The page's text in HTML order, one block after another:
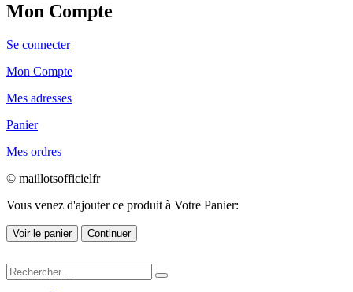
Mon Compte
Se connecter
Mon Compte
Mes adresses
Panier
Mes ordres
© maillotsofficielfr
Vous venez d'ajouter ce produit à Votre Panier:
Voir le panier Continuer